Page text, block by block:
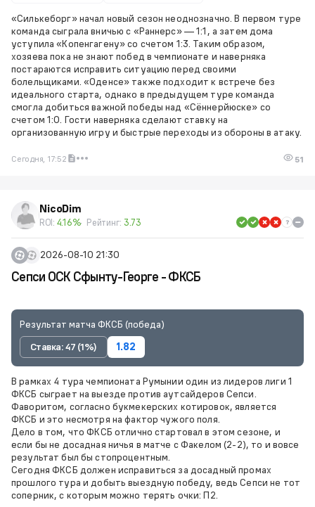
«Силькеборг» начал новый сезон неоднозначно. В первом туре
команда сыграла вничью с «Раннерс» — 1:1, а затем дома
уступила «Копенгагену» со счетом 1:3. Таким образом,
хозяева пока не знают побед в чемпионате и наверняка
постараются исправить ситуацию перед своими
болельщиками. «Оденсе» также подходит к встрече без
идеального старта, однако в предыдущем туре команда
смогла добиться важной победы над «Сённерйюске» со
счетом 1:0. Гости наверняка сделают ставку на
организованную игру и быстрые переходы из обороны в атаку.
Сегодня, 17:52 51
NicoDim
ROI: 4.16% Рейтинг: 3.73
2026-08-10 21:30
Сепси ОСК Сфынту-Георге - ФКСБ
Результат матча ФКСБ (победа)
Ставка: 47 (1%)
1.82
В рамках 4 тура чемпионата Румынии один из лидеров лиги 1
ФКСБ сыграет на выезде против аутсайдеров Сепси.
Фаворитом, согласно букмекерских котировок, является
ФКСБ и это несмотря на фактор чужого поля.
Дело в том, что ФКСБ отлично стартовал в этом сезоне, и
если бы не досадная ничья в матче с Факелом (2-2), то и вовсе
результат был бы стопроцентным.
Сегодня ФКСБ должен исправиться за досадный промах
прошлого тура и добыть выездную победу, ведь Сепси не тот
соперник, с которым можно терять очки: П2.